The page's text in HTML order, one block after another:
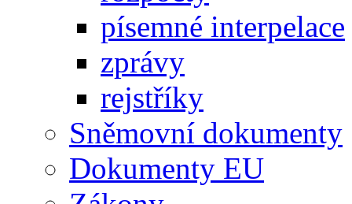
písemné interpelace
zprávy
rejstříky
Sněmovní dokumenty
Dokumenty EU